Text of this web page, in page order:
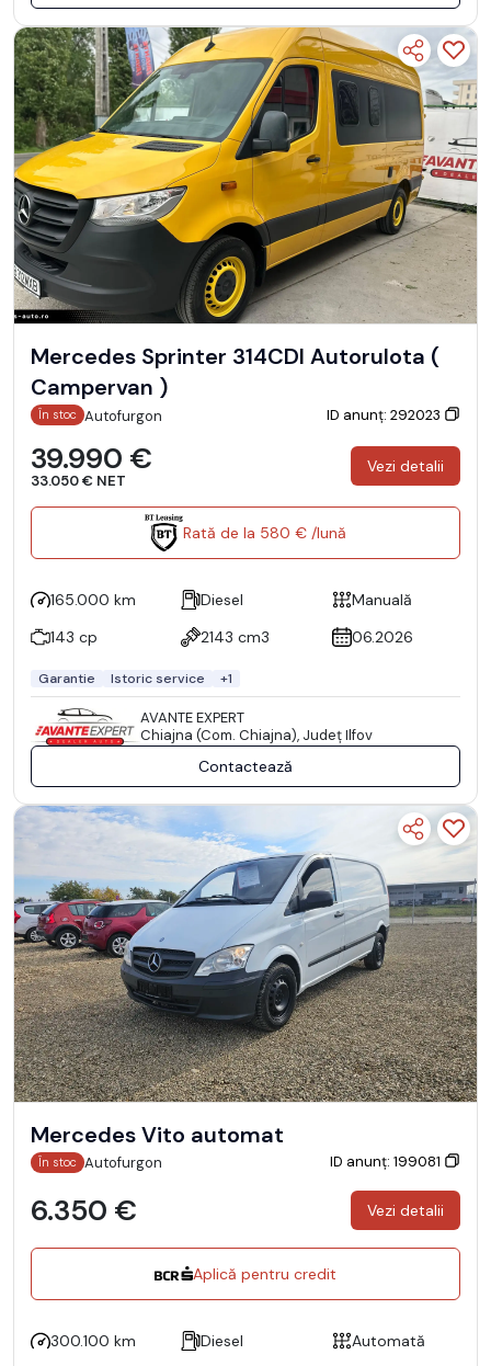
Mercedes Sprinter 314CDI Autorulota (
Campervan )
În stoc Autofurgon ID anunț: 292023
39.990 €
33.050 € NET
Vezi detalii
Rată de la 580 € /lună
165.000 km Diesel
Manuală
143 cp
2143 cm3 06.2026
Garantie Istoric service +1
AVANTE EXPERT
Chiajna (Com. Chiajna), Județ Ilfov
Contactează
Mercedes Vito automat
În stoc Autofurgon ID anunț: 199081
6.350 € Vezi detalii
Aplică pentru credit
300.100 km Diesel
Automată